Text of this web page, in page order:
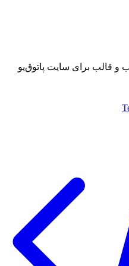
و قالب برای سایت پاتوق‌یو